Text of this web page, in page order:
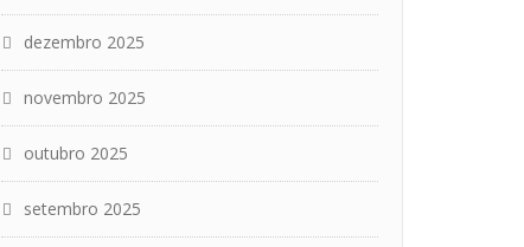
dezembro 2025
novembro 2025
outubro 2025
setembro 2025